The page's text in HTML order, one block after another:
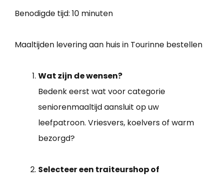
Benodigde tijd: 10 minuten
Maaltijden levering aan huis in Tourinne bestellen
Wat zijn de wensen?
Bedenk eerst wat voor categorie
seniorenmaaltijd aansluit op uw
leefpatroon. Vriesvers, koelvers of warm
bezorgd?
Selecteer een traiteurshop of